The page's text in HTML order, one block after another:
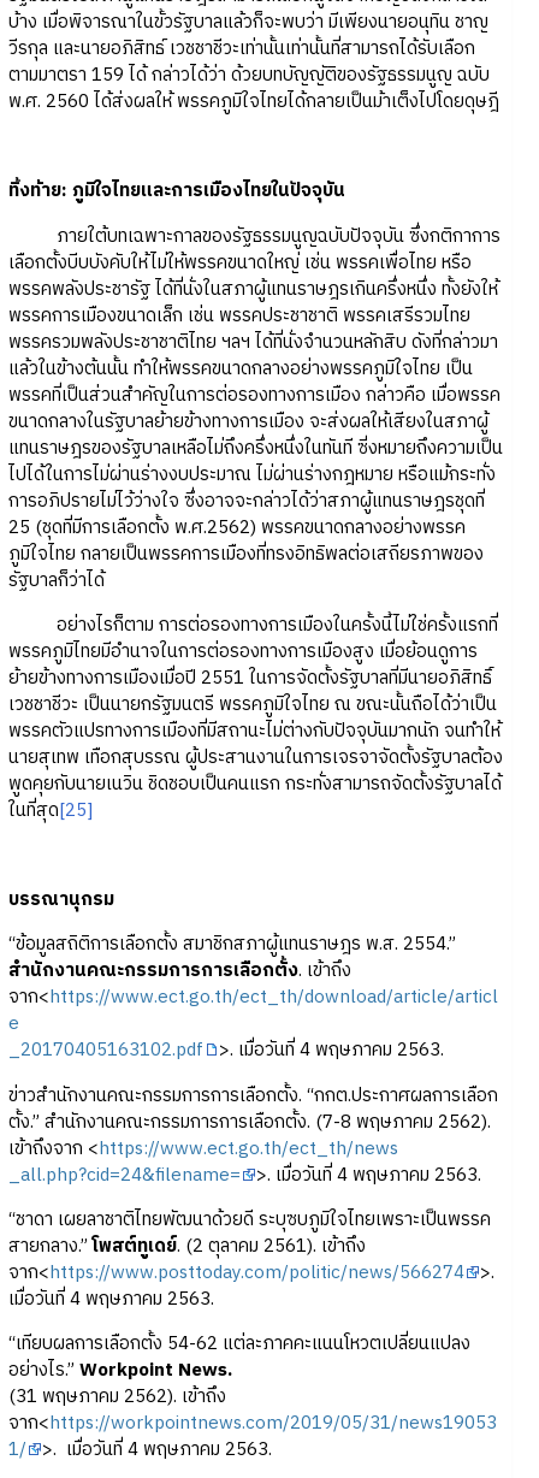
บ้าง เมื่อพิจารณาในขั้วรัฐบาลแล้วก็จะพบว่า มีเพียงนายอนุทิน ชาญ
วีรกุล และนายอภิสิทธ์ เวชชาชีวะเท่านั้นเท่านั้นที่สามารถได้รับเลือก
ตามมาตรา 159 ได้ กล่าวได้ว่า ด้วยบทบัญญัติของรัฐธรรมนูญ ฉบับ
พ.ศ. 2560 ได้ส่งผลให้ พรรคภูมิใจไทยได้กลายเป็นม้าเต็งไปโดยดุษฎี
ทิ้งท้าย: ภูมิใจไทยและการเมืองไทยในปัจจุบัน
ภายใต้บทเฉพาะกาลของรัฐธรรมนูญฉบับปัจจุบัน ซึ่งกติกาการ
เลือกตั้งบีบบังคับให้ไม่ให้พรรคขนาดใหญ่ เช่น พรรคเพื่อไทย หรือ
พรรคพลังประชารัฐ ได้ที่นั่งในสภาผู้แทนราษฎรเกินครึ่งหนึ่ง ทั้งยังให้
พรรคการเมืองขนาดเล็ก เช่น พรรคประชาชาติ พรรคเสรีรวมไทย
พรรครวมพลังประชาชาติไทย ฯลฯ ได้ที่นั่งจำนวนหลักสิบ ดังที่กล่าวมา
แล้วในข้างต้นนั้น ทำให้พรรคขนาดกลางอย่างพรรคภูมิใจไทย เป็น
พรรคที่เป็นส่วนสำคัญในการต่อรองทางการเมือง กล่าวคือ เมื่อพรรค
ขนาดกลางในรัฐบาลย้ายข้างทางการเมือง จะส่งผลให้เสียงในสภาผู้
แทนราษฎรของรัฐบาลเหลือไม่ถึงครึ่งหนึ่งในทันที ซี่งหมายถึงความเป็น
ไปได้ในการไม่ผ่านร่างงบประมาณ ไม่ผ่านร่างกฎหมาย หรือแม้กระทั่ง
การอภิปรายไม่ไว้ว่างใจ ซึ่งอาจจะกล่าวได้ว่าสภาผู้แทนราษฎรชุดที่
25 (ชุดที่มีการเลือกตั้ง พ.ศ.2562) พรรคขนาดกลางอย่างพรรค
ภูมิใจไทย กลายเป็นพรรคการเมืองที่ทรงอิทธิพลต่อเสถียรภาพของ
รัฐบาลก็ว่าได้
อย่างไรก็ตาม การต่อรองทางการเมืองในครั้งนี้ไม่ใช่ครั้งแรกที่
พรรคภูมิไทยมีอำนาจในการต่อรองทางการเมืองสูง เมื่อย้อนดูการ
ย้ายข้างทางการเมืองเมื่อปี 2551 ในการจัดตั้งรัฐบาลที่มีนายอภิสิทธิ์
เวชชาชีวะ เป็นนายกรัฐมนตรี พรรคภูมิใจไทย ณ ขณะนั้นถือได้ว่าเป็น
พรรคตัวแปรทางการเมืองที่มีสถานะไม่ต่างกับปัจจุบันมากนัก จนทำให้
นายสุเทพ เทือกสุบรรณ ผู้ประสานงานในการเจรจาจัดตั้งรัฐบาลต้อง
พูดคุยกับนายเนวิน ชิดชอบเป็นคนแรก กระทั่งสามารถจัดตั้งรัฐบาลได้
ในที่สุด[25]
บรรณานุกรม
“ข้อมูลสถิติการเลือกตั้ง สมาชิกสภาผู้แทนราษฎร พ.ส. 2554.”
สำนักงานคณะกรรมการการเลือกตั้ง. เข้าถึง
จาก<https://www.ect.go.th/ect_th/download/article/articl
e
_20170405163102.pdf >. เมื่อวันที่ 4 พฤษภาคม 2563.
ข่าวสำนักงานคณะกรรมการการเลือกตั้ง. “กกต.ประกาศผลการเลือก
ตั้ง.” สำนักงานคณะกรรมการการเลือกตั้ง. (7-8 พฤษภาคม 2562).
เข้าถึงจาก <https://www.ect.go.th/ect_th/news
_all.php?cid=24&filename= >. เมื่อวันที่ 4 พฤษภาคม 2563.
“ชาดา เผยลาชาติไทยพัฒนาด้วยดี ระบุซบภูมิใจไทยเพราะเป็นพรรค
สายกลาง.”โพสต์ทูเดย์. (2 ตุลาคม 2561). เข้าถึง
จาก<https://www.posttoday.com/politic/news/566274 >.
เมื่อวันที่ 4 พฤษภาคม 2563.
“เทียบผลการเลือกตั้ง 54-62 แต่ละภาคคะแนนโหวตเปลี่ยนแปลง
อย่างไร.” Workpoint News.
(31 พฤษภาคม 2562). เข้าถึง
จาก<https://workpointnews.com/2019/05/31/news19053
1/ >. เมื่อวันที่ 4 พฤษภาคม 2563.